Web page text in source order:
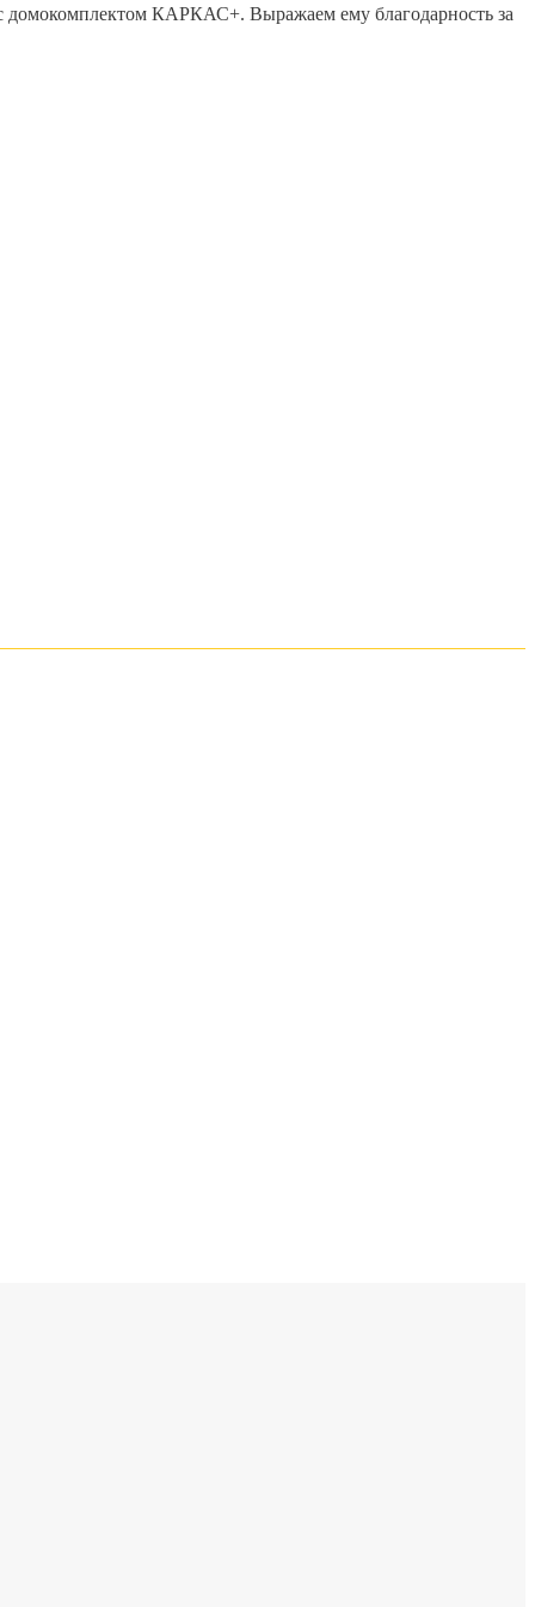
домокомплектом КАРКАС+. Выражаем ему благодарность за